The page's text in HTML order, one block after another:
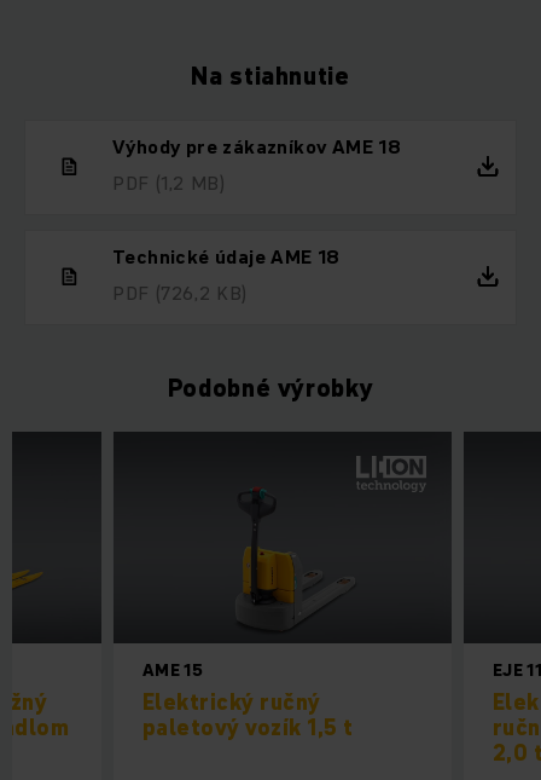
Na stiahnutie
Výhody pre zákazníkov AME 18
PDF (1,2 MB)
Technické údaje AME 18
PDF (726,2 KB)
Podobné výrobky
AME 15
Elektrický ručný
paletový vozík 1,5 t
EJE
2,0